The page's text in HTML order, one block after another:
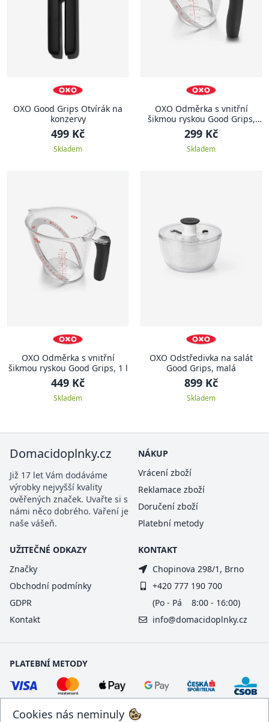
OXO Good Grips Otvírák na
konzervy
499 Kč
Skladem
OXO Odměrka s vnitřní
šikmou ryskou Good Grips,
500 ml
299 Kč
Skladem
OXO Odměrka s vnitřní
šikmou ryskou Good Grips, 1 l
449 Kč
Skladem
OXO Odstředivka na salát
Good Grips, malá
899 Kč
Skladem
Cookies nás neminuly
Domacidoplnky.cz
Již 17 let Vám dodáváme
výrobky nejvyšší kvality
ověřených značek. Uvařte si s
námi něco dobrého. Vaření je
naše vášeň.
NÁKUP
Vrácení zboží
Reklamace zboží
Doručení zboží
Platební metody
UŽITEČNÉ ODKAZY
Značky
Obchodní podmínky
GDPR
Kontakt
KONTAKT
Chopinova 298/1, Brno
+420 777 190 700
(Po - Pá 8:00 - 16:00)
info@domacidoplnky.cz
PLATEBNÍ METODY